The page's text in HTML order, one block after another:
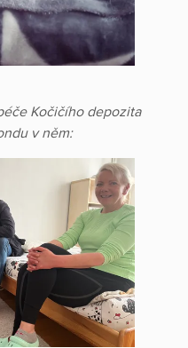
Kočičího depozita
v něm: